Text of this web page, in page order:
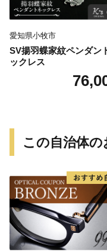
愛知県小牧市
SV揚羽蝶家紋ペンダン
ックレス
この自治体